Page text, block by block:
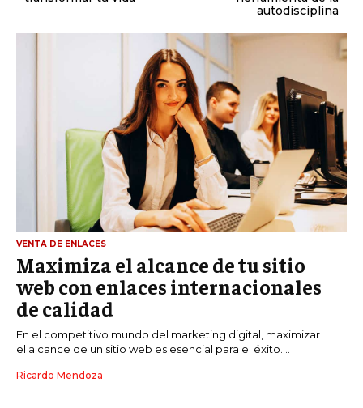
autodisciplina
VENTA DE ENLACES
Maximiza el alcance de tu sitio
web con enlaces internacionales
de calidad
En el competitivo mundo del marketing digital, maximizar
el alcance de un sitio web es esencial para el éxito....
Ricardo Mendoza